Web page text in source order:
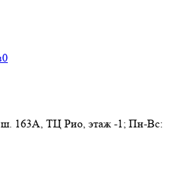
0
ш. 163А, ТЦ Рио, этаж -1; Пн-Вс: